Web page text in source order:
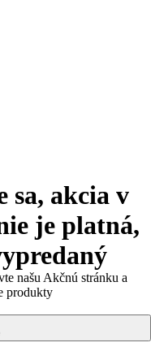
sa, akcia v
je platná,
našu Akčnú stránku a
produkty